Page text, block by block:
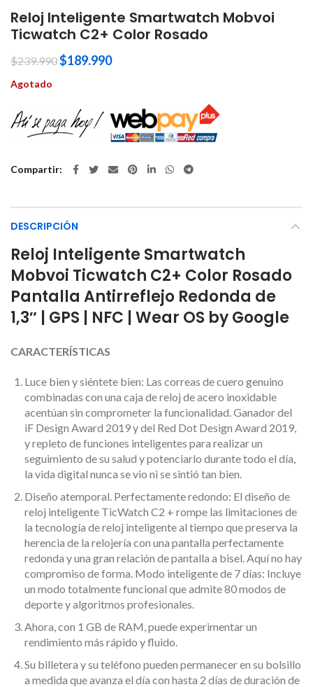
Reloj Inteligente Smartwatch Mobvoi
Ticwatch C2+ Color Rosado
$239.990$189.990
Agotado
Compartir
DESCRIPCIÓN
Reloj Inteligente Smartwatch
Mobvoi Ticwatch C2+ Color Rosado
Pantalla Antirreflejo Redonda de
1,3″ | GPS | NFC | Wear OS by Google
CARACTERÍSTICAS
Luce bien y siéntete bien: Las correas de cuero genuino
combinadas con una caja de reloj de acero inoxidable
acentúan sin comprometer la funcionalidad. Ganador del
iF Design Award 2019 y del Red Dot Design Award 2019,
y repleto de funciones inteligentes para realizar un
seguimiento de su salud y potenciarlo durante todo el día,
la vida digital nunca se vio ni se sintió tan bien.
Diseño atemporal. Perfectamente redondo: El diseño de
reloj inteligente TicWatch C2 + rompe las limitaciones de
la tecnología de reloj inteligente al tiempo que preserva la
herencia de la relojería con una pantalla perfectamente
redonda y una gran relación de pantalla a bisel. Aquí no hay
compromiso de forma. Modo inteligente de 7 días: Incluye
un modo totalmente funcional que admite 80 modos de
deporte y algoritmos profesionales.
Ahora, con 1 GB de RAM, puede experimentar un
rendimiento más rápido y fluido.
Su billetera y su teléfono pueden permanecer en su bolsillo
a medida que avanza el día con hasta 2 días de duración de